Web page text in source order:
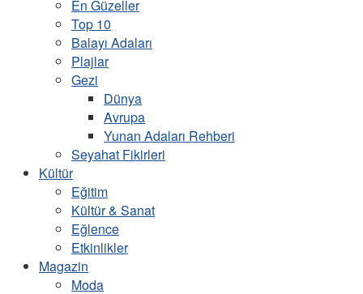
En Güzeller
Top 10
Balayı Adaları
Plajlar
Gezi
Dünya
Avrupa
Yunan Adaları Rehberi
Seyahat Fikirleri
Kültür
Eğitim
Kültür & Sanat
Eğlence
Etkinlikler
Magazin
Moda